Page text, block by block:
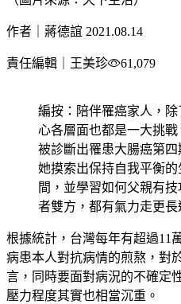
作者｜蔣德誼 2021.08.14
責任編輯｜王美珍 61,079
編按：陪伴罹癌家人，
心各層面也都是一大挑
被診斷出罹患大腸癌第四
她摸索出保持自我平衡
間，並學習如何父親有
者雙方，都有氣力走更長
根據統計，台灣每年有超過11
病患本人對抗病情的煎熬，對
言，同時要面對病況的不確定
壓力程度其實也相當沉重。